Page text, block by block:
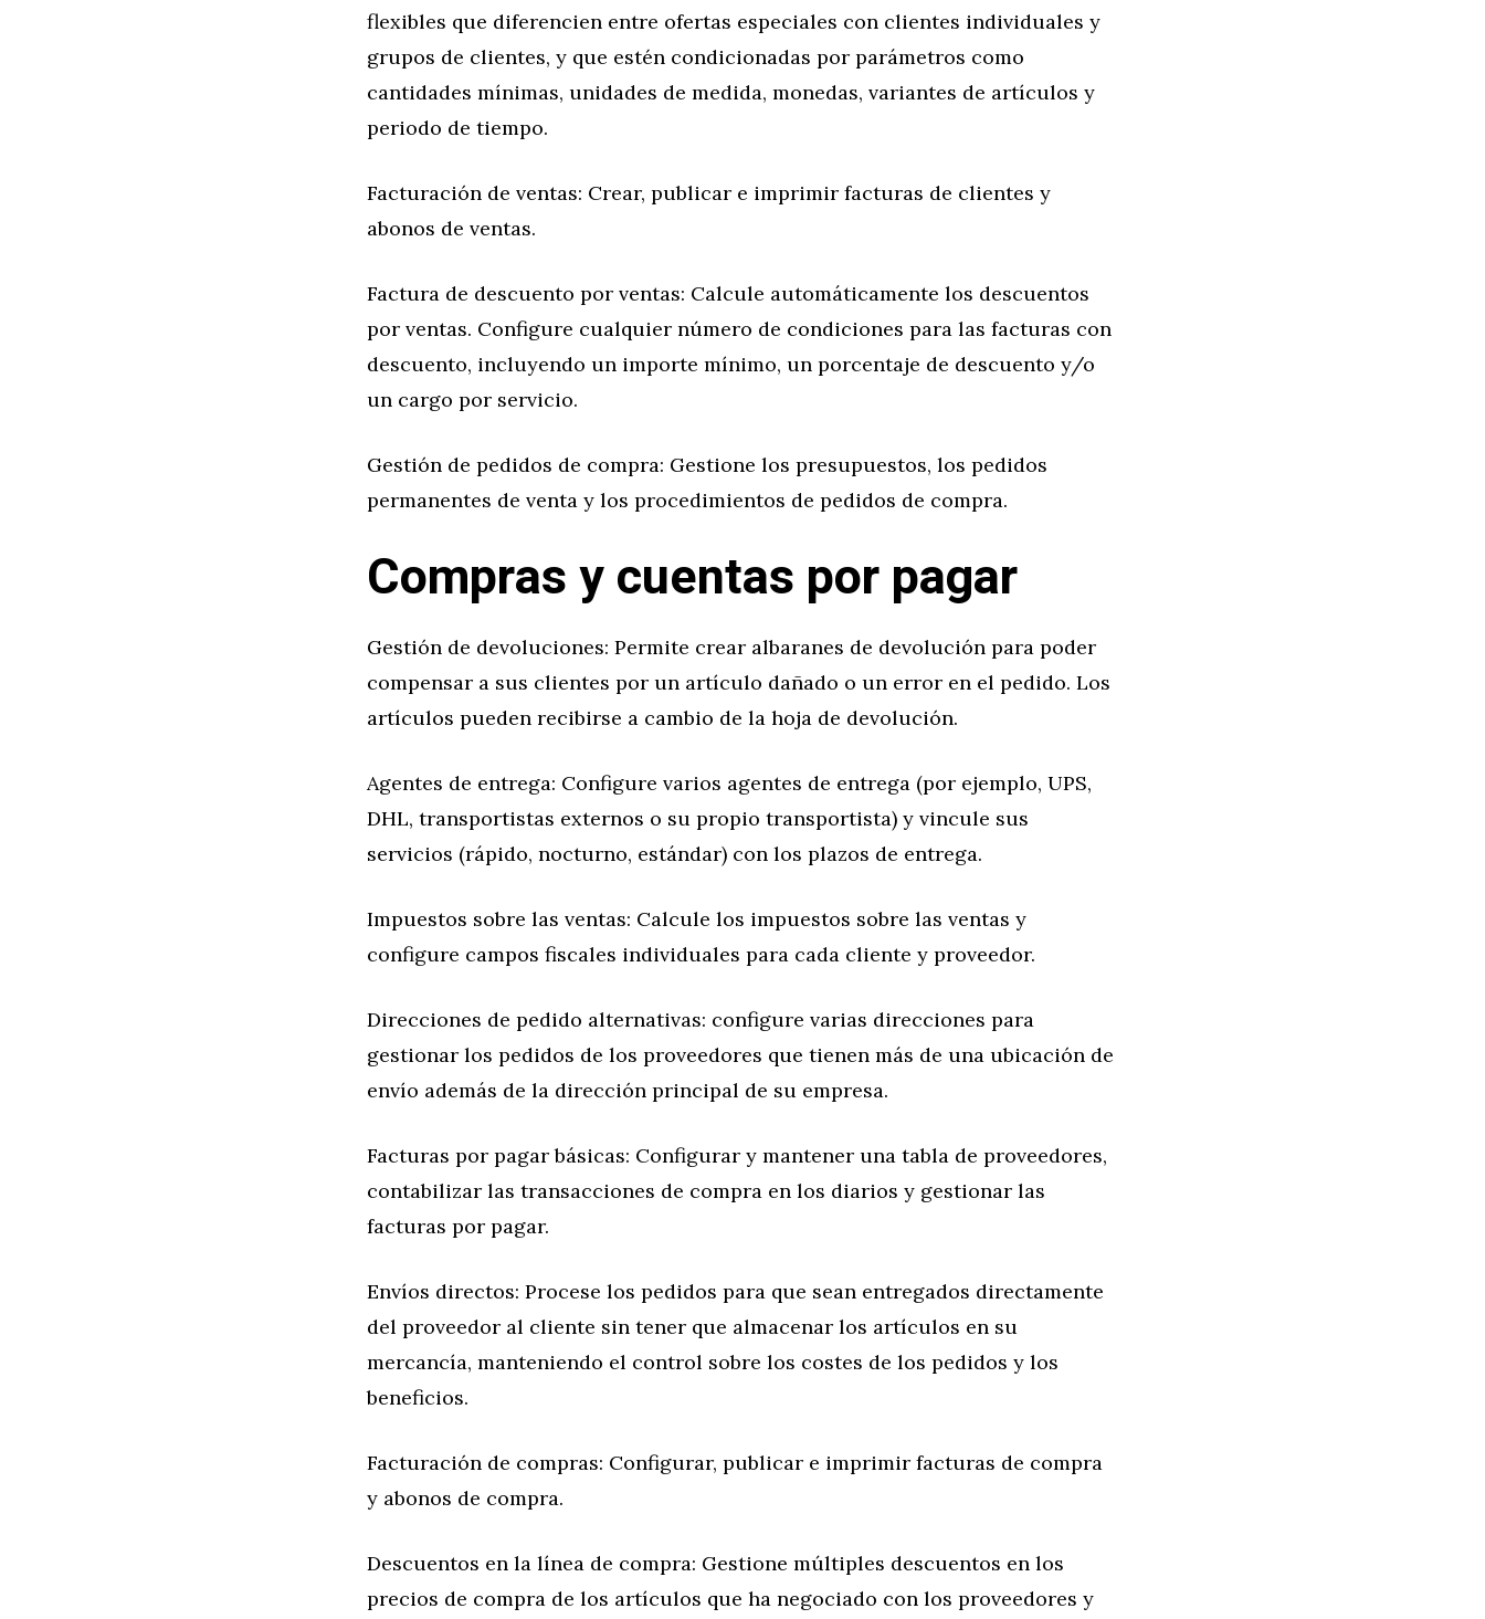
flexibles que diferencien entre ofertas especiales con clientes individuales y
grupos de clientes, y que estén condicionadas por parámetros como
cantidades mínimas, unidades de medida, monedas, variantes de artículos y
periodo de tiempo.
Facturación de ventas: Crear, publicar e imprimir facturas de clientes y
abonos de ventas.
Factura de descuento por ventas: Calcule automáticamente los descuentos
por ventas. Configure cualquier número de condiciones para las facturas con
descuento, incluyendo un importe mínimo, un porcentaje de descuento y/o
un cargo por servicio.
Gestión de pedidos de compra: Gestione los presupuestos, los pedidos
permanentes de venta y los procedimientos de pedidos de compra.
Compras y cuentas por pagar
Gestión de devoluciones: Permite crear albaranes de devolución para poder
compensar a sus clientes por un artículo dañado o un error en el pedido. Los
artículos pueden recibirse a cambio de la hoja de devolución.
Agentes de entrega: Configure varios agentes de entrega (por ejemplo, UPS,
DHL, transportistas externos o su propio transportista) y vincule sus
servicios (rápido, nocturno, estándar) con los plazos de entrega.
Impuestos sobre las ventas: Calcule los impuestos sobre las ventas y
configure campos fiscales individuales para cada cliente y proveedor.
Direcciones de pedido alternativas: configure varias direcciones para
gestionar los pedidos de los proveedores que tienen más de una ubicación de
envío además de la dirección principal de su empresa.
Facturas por pagar básicas: Configurar y mantener una tabla de proveedores,
contabilizar las transacciones de compra en los diarios y gestionar las
facturas por pagar.
Envíos directos: Procese los pedidos para que sean entregados directamente
del proveedor al cliente sin tener que almacenar los artículos en su
mercancía, manteniendo el control sobre los costes de los pedidos y los
beneficios.
Facturación de compras: Configurar, publicar e imprimir facturas de compra
y abonos de compra.
Descuentos en la línea de compra: Gestione múltiples descuentos en los
precios de compra de los artículos que ha negociado con los proveedores y